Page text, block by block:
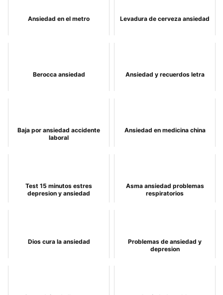
Ansiedad en el metro Levadura de cerveza ansiedad
Berocca ansiedad Ansiedad y recuerdos letra
Baja por ansiedad accidente
laboral
Ansiedad en medicina china
Test 15 minutos estres
depresion y ansiedad
Asma ansiedad problemas
respiratorios
Dios cura la ansiedad
Problemas de ansiedad y
depresion